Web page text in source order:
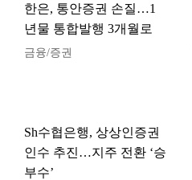
한은, 통안증권 손질…1
년물 통합발행 3개월로
금융/증권
Sh수협은행, 상상인증권
인수 추진…지주 전환 ‘승
부수’